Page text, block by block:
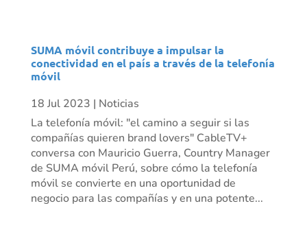
SUMA móvil contribuye a impulsar la
conectividad en el país a través de la telefonía
móvil
18 Jul 2023 | Noticias
La telefonía móvil: "el camino a seguir si las
compañías quieren brand lovers" CableTV+
conversa con Mauricio Guerra, Country Manager
de SUMA móvil Perú, sobre cómo la telefonía
móvil se convierte en una oportunidad de
negocio para las compañías y en una potente...